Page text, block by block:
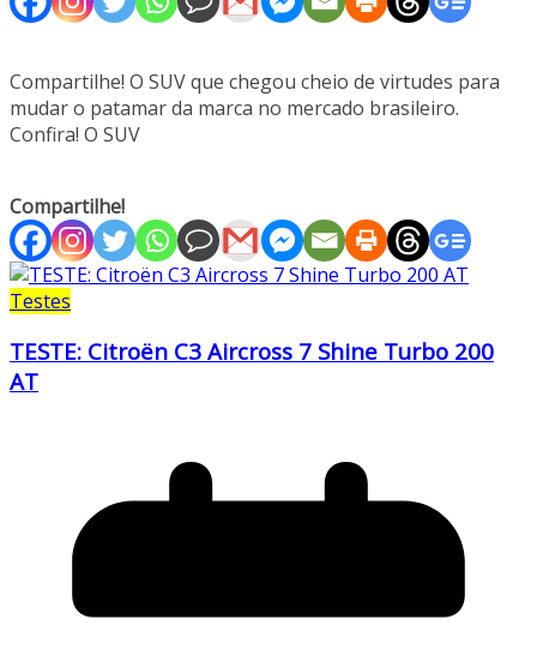
Compartilhe! O SUV que chegou cheio de virtudes para
mudar o patamar da marca no mercado brasileiro.
Confira! O SUV
Compartilhe!
Testes
TESTE: Citroën C3 Aircross 7 Shine Turbo 200
AT